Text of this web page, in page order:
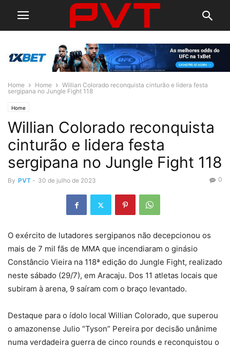
Home Home
Willian Colorado reconquista cinturão e lidera festa
sergipana no Jungle Fight 118
Home
Willian Colorado reconquista
cinturão e lidera festa
sergipana no Jungle Fight 118
By PVT - 30 de julho de 2023 0
O exército de lutadores sergipanos não decepcionou os
mais de 7 mil fãs de MMA que incendiaram o ginásio
Constâncio Vieira na 118ª edição do Jungle Fight, realizado
neste sábado (29/7), em Aracaju. Dos 11 atletas locais que
subiram à arena, 9 saíram com o braço levantado.
Destaque para o ídolo local Willian Colorado, que superou
o amazonense Julio “Tyson” Pereira por decisão unânime
numa verdadeira guerra de cinco rounds e reconquistou o